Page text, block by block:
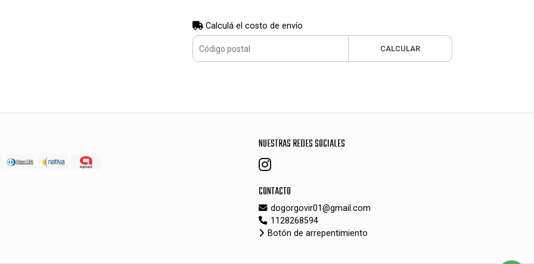
Calculá el costo de envío
CALCULAR
NUESTRAS REDES SOCIALES
CONTACTO
dogorgovir01@gmail.com
1128268594
Botón de arrepentimiento